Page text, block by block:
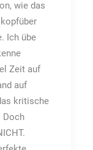
wie das
Ich übe
Zeit auf
auf
kritische
Doch